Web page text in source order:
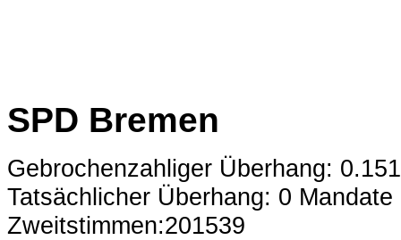
SPD Bremen
Gebrochenzahliger Überhang:
Tatsächlicher Überhang: 0 Mandate
Zweitstimmen:201539